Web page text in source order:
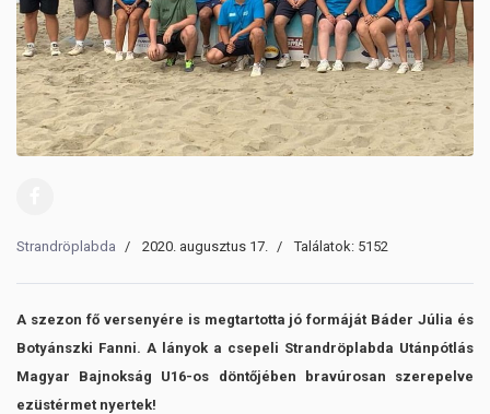
Strandröplabda 2020. augusztus 17. Találatok: 5152
A szezon fő versenyére is megtartotta jó formáját Báder Júlia és
Botyánszki Fanni. A lányok a csepeli Strandröplabda Utánpótlás
Magyar Bajnokság U16-os döntőjében bravúrosan szerepelve
ezüstérmet nyertek!